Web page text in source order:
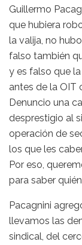
Guillermo
que hubiera
la valija, no
falso también
y es falso que
antes de la OIT
Denuncio una
desprestigio al
operación de
los que les
Por eso,
para saber
Pacagnini
llevamos las
sindical, del